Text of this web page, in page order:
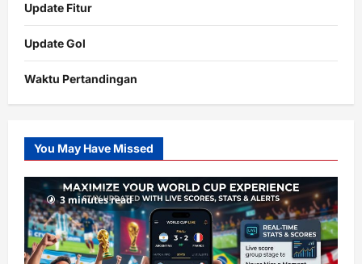
Update Fitur
Update Gol
Waktu Pertandingan
Slot
Gacor
RTP
terupdate
You May Have Missed
3 minutes read